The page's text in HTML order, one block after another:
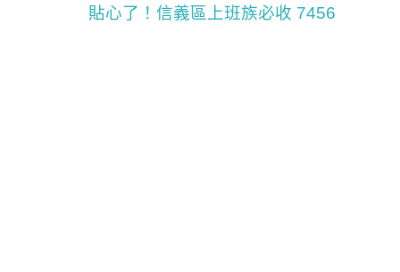
貼心了！信義區上班族必收 7456